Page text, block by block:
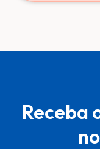
Receba